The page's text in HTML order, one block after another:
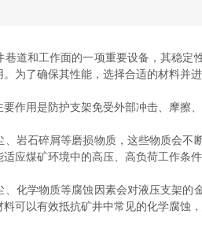
和工作面的一项重要设备，其稳定
为了确保其性能，选择合适的材料并
要作用是防护支架免受外部冲击、摩擦
石碎屑等磨损物质，这些物质会不
应煤矿环境中的高压、高负荷工作条
学物质等腐蚀因素会对液压支架的
可以有效抵抗矿井中常见的化学腐蚀